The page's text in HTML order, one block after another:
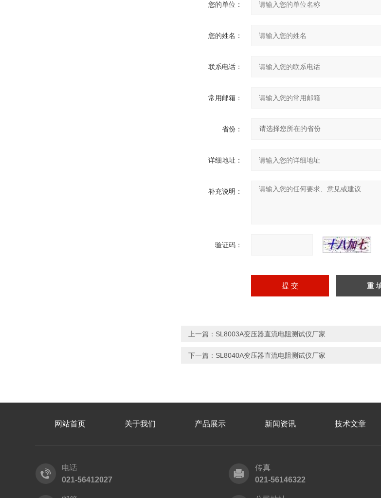
您的单位：
您的姓名：
联系电话：
常用邮箱：
省份：
详细地址：
补充说明：
验证码：
上一篇： SL8003A变压器直流电阻测试仪厂家
下一篇： SL8040A变压器直流电阻测试仪厂家
网站首页 关于我们 产品展示 新闻资讯 技术文章
电话
021-56412027
传真
021-56146322